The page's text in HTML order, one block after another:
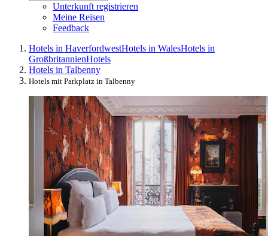
Unterkunft registrieren
Meine Reisen
Feedback
Hotels in HaverfordwestHotels in WalesHotels in
GroßbritannienHotels
Hotels in Talbenny
Hotels mit Parkplatz in Talbenny